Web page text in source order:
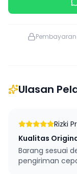
Ulasan
Rizki
Kualitas
Barang sesuai
pengiriman